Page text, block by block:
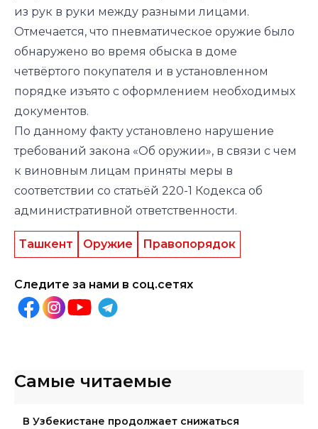
из рук в руки между разными лицами.
Отмечается, что пневматическое оружие было
обнаружено во время обыска в доме
четвёртого покупателя и в установленном
порядке изъято с оформлением необходимых
документов.
По данному факту установлено нарушение
требований закона «Об оружии», в связи с чем
к виновным лицам приняты меры в
соответствии со статьёй 220-1 Кодекса об
административной ответственности.
Ташкент Оружие Правопорядок
Следите за нами в соц.сетях
Самые читаемые
В Узбекистане продолжает снижаться